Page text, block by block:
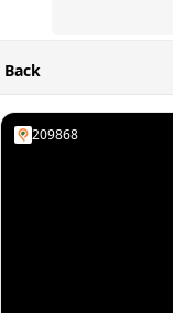
Back
209868